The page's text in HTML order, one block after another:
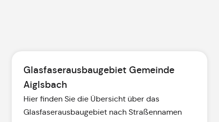
Glasfaserausbaugebiet Gemeinde
Aiglsbach
Hier finden Sie die Übersicht über das
Glasfaserausbaugebiet nach Straßennamen